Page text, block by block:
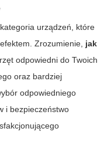
urządzeń, które
Zrozumienie, jak
odpowiedni do Twoich
oraz bardziej
odpowiedniego
i bezpieczeństwo